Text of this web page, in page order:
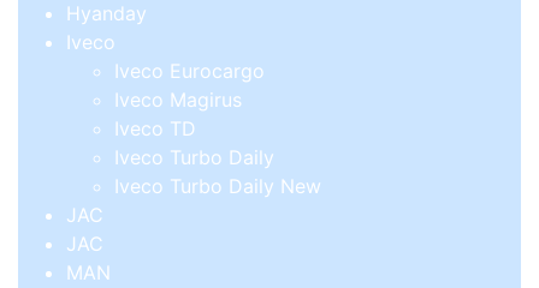
Hyanday
Iveco
Iveco Eurocargo
Iveco Magirus
Iveco TD
Iveco Turbo Daily
Iveco Turbo Daily New
JAC
JAC
MAN